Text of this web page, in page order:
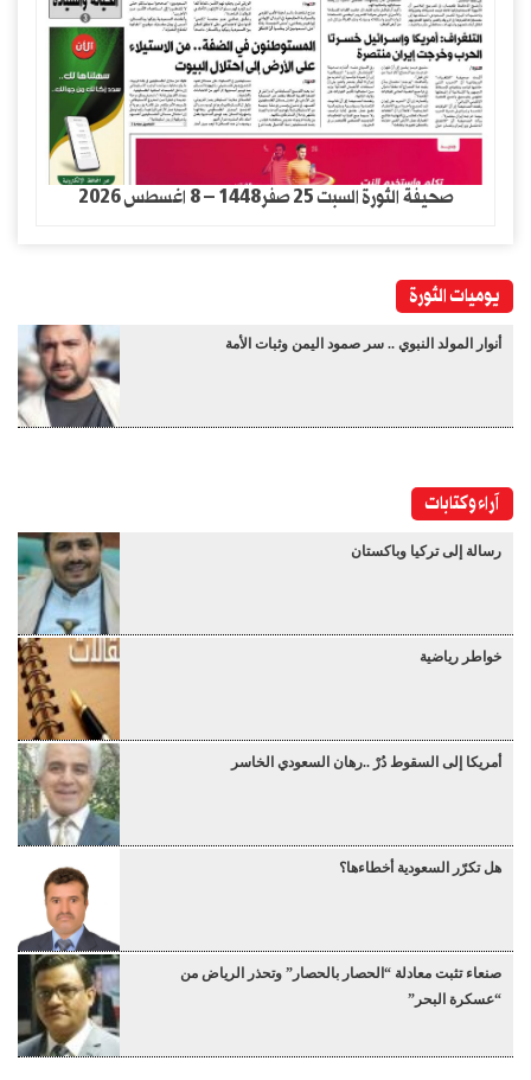
صحيفة الثورة السبت 25 صفر1448 – 8 اغسطس 2026
يوميات الثورة
أنوار المولد النبوي .. سر صمود اليمن وثبات الأمة
آراء وكتابات
رسالة إلى تركيا وباكستان
خواطر رياضية
أمريكا إلى السقوط دُرْ ..رهان السعودي الخاسر
هل تكرّر السعودية أخطاءها؟
صنعاء تثبت معادلة “الحصار بالحصار” وتحذر الرياض من
“عسكرة البحر”